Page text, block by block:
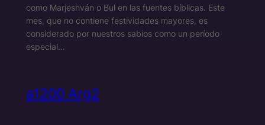
como Marjeshván o Bul en las fuentes bíblicas. Este
mes, que no contiene festividades mayores, es
considerado por nuestros sabios como un período
especial…
a1200 Arg2